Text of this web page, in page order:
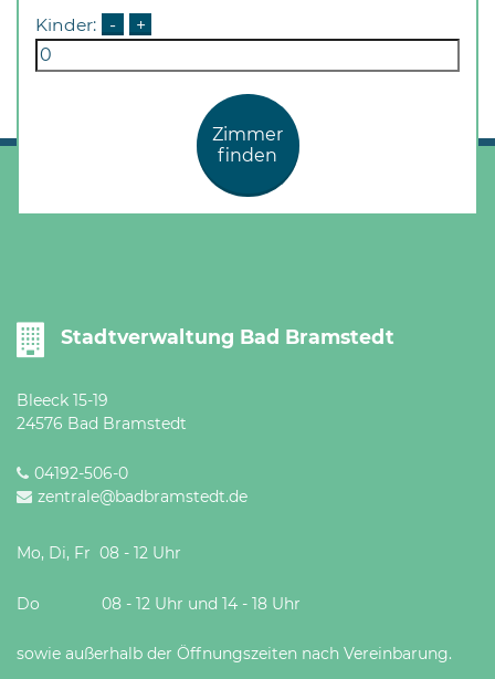
Kinder: - +
Zimmer
finden
Stadtverwaltung Bad Bramstedt
Bleeck 15-19
24576 Bad Bramstedt
04192-506-0
zentrale@badbramstedt.de
Mo, Di, Fr 08 - 12 Uhr
Do 08 - 12 Uhr und 14 - 18 Uhr
sowie außerhalb der Öffnungszeiten nach Vereinbarung.